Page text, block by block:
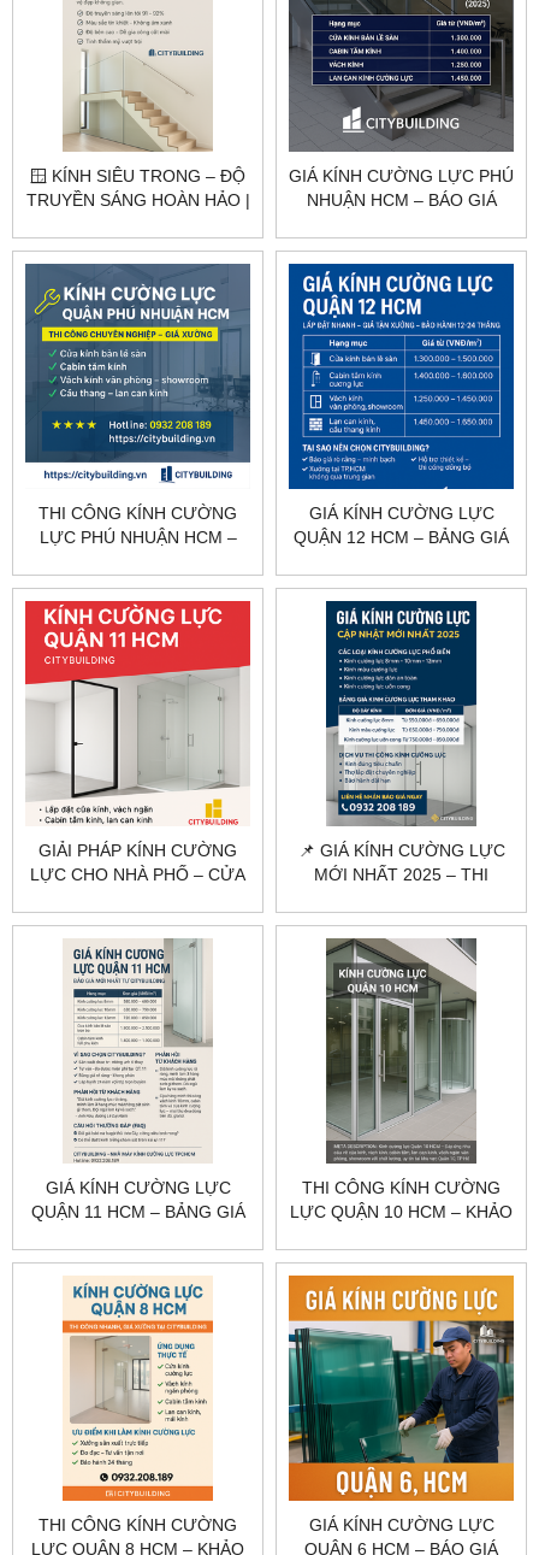
🪟 KÍNH SIÊU TRONG – ĐỘ
TRUYỀN SÁNG HOÀN HẢO |
GIÁ KÍNH CƯỜNG LỰC PHÚ
NHUẬN HCM – BÁO GIÁ
CITYBUILDING
THI CÔNG KÍNH CƯỜNG
LỰC PHÚ NHUẬN HCM –
ĐẶT CITYBUILDING
GIÁ KÍNH CƯỜNG LỰC
QUẬN 12 HCM – BẢNG GIÁ
CITYBUILDING
GIẢI PHÁP KÍNH CƯỜNG
LỰC CHO NHÀ PHỐ – CỬA
CITYBUILDING
📌 GIÁ KÍNH CƯỜNG LỰC
MỚI NHẤT 2025 – THI
CITYBUILDING
GIÁ KÍNH CƯỜNG LỰC
QUẬN 11 HCM – BẢNG GIÁ
CITYBUILDING
THI CÔNG KÍNH CƯỜNG
LỰC QUẬN 10 HCM – KHẢO
CITYBUILDING
THI CÔNG KÍNH CƯỜNG
LỰC QUẬN 8 HCM – KHẢO
GIÁ KÍNH CƯỜNG LỰC
QUẬN 6 HCM – BÁO GIÁ